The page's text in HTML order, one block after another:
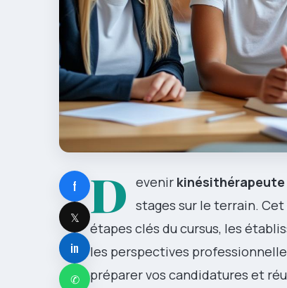
f
𝕏
in
✆
D evenir kinésithérapeute
stages sur le terrain.
étapes clés du cursus, les
les perspectives
préparer vos candidatures et